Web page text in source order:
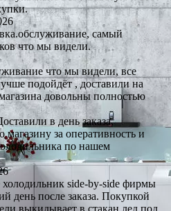
самый
что мы видели.
что мы видели, все
подойдёт , доставили на
довольны полностью
в день заказа,
за оперативность и
по нашем
side-by-side фирмы
день после заказа. Покупкой
выкидывает в стакан лед под